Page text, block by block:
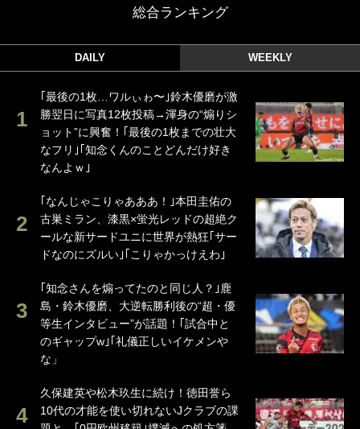
総合ランキング
DAILY WEEKLY
｢最後の1枚…ワルぃゎ〜｣鈴木優磨が激
勝翌日に写真12枚投稿→渾身の“煽りシ
ョット”に興奮！｢最後の1枚までの壮大
なフリ｣｢知念くんのことどんだけ好き
なんよｗ｣
｢なんじゃこりゃあああ！｣本田圭佑の
古巣ミラン、漆黒×蛍光レッドの超絶ク
ールな新サードユニに世界が熱狂｢サー
ドなのにズルい｣｢こりゃかっけえわ｣
｢知念さんを煽ってたのと同じ人？｣鹿
島・鈴木優磨、大逆転勝利後の“超・優
等生インタビュー”が話題！｢試合中と
のギャップw｣｢礼儀正しいイケメンや
な」
久保建英や松木玖生に続け！徳田誉ら
10代の才能を使い切れないJクラブの課